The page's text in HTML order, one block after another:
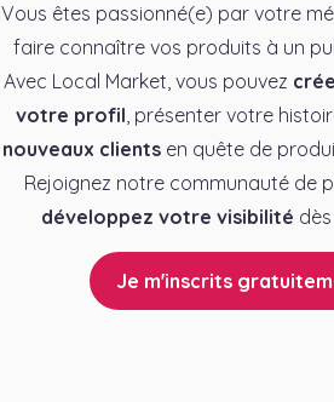
Vous êtes passionné(e) par votre
faire connaître vos produits à un
Avec Local Market, vous pouvez
votre profil, présenter votre
nouveaux clientsen quête de
Rejoignez notre communauté de
développez votre visibilité
Je m'inscrits